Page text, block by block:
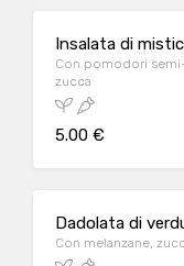
Insalata di
Con pomodori
zucca
5.00 €
Dadolata di
Con melanzane,